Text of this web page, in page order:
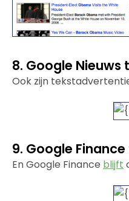
8. Google
Ook zijn
9. Google
En Google Finance blijft